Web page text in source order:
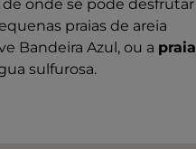
de onde se pode desfrutar
praias de areia
Bandeira Azul, ou a praia
sulfurosa.